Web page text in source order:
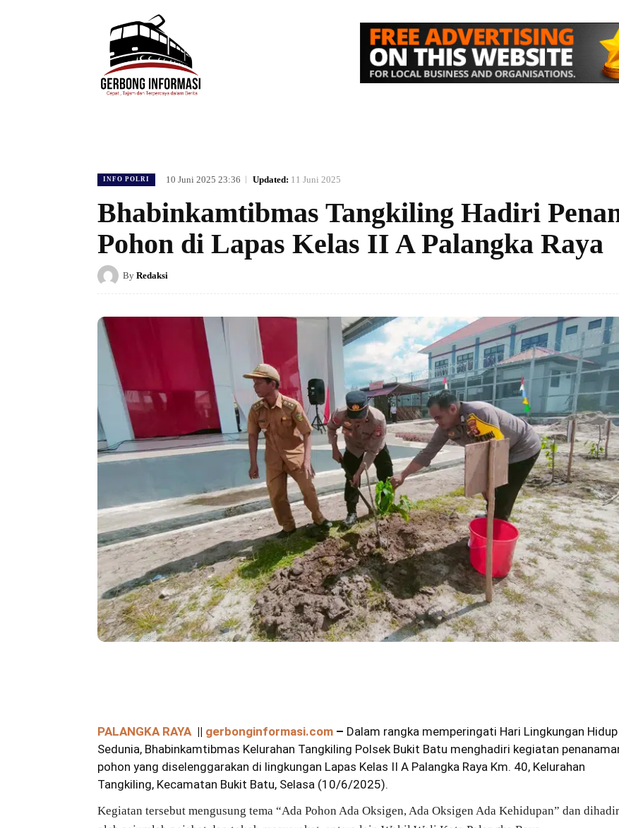
INFO POLRI 10 Juni 2025 23:36 Updated: 11 Juni 2025
Bhabinkamtibmas Tangkiling Hadiri
Pohon di Lapas Kelas II A Palangka Raya
By Redaksi
PALANGKA RAYA || gerbonginformasi.com – Dalam rangka memperingati Hari Lingkungan Hidup
Sedunia, Bhabinkamtibmas Kelurahan Tangkiling Polsek Bukit Batu menghadiri kegiatan
pohon yang diselenggarakan di lingkungan Lapas Kelas II A Palangka Raya Km. 40, Kelurahan
Tangkiling, Kecamatan Bukit Batu, Selasa (10/6/2025).
Kegiatan tersebut mengusung tema “Ada Pohon Ada Oksigen, Ada Oksigen Ada Kehidupan” dan